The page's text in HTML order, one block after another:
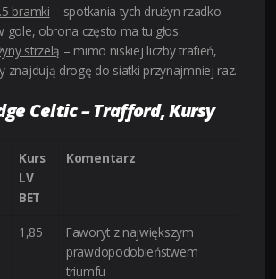
bramki – spotkania tych drużyn rzadko
gole, obrona często ma tu głos.
strzelą – mimo niskiej liczby trafień,
znajdują drogę do siatki przynajmniej raz.
Celtic – Trafford, Kursy
Kurs
LV
BET
Komentarz
1,85
Faworyt z największym
prawdopodobieństwem
triumfu